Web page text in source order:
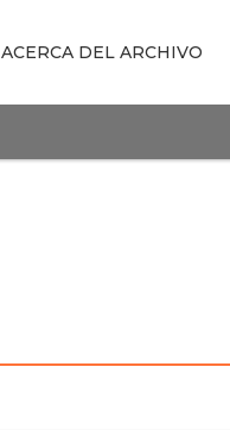
ACERCA DEL ARCHIVO